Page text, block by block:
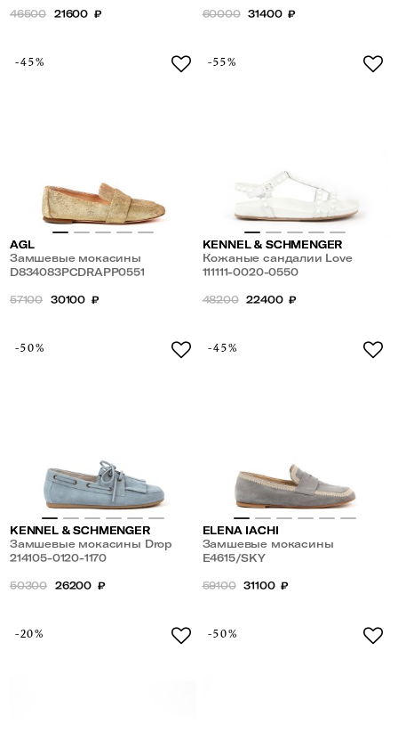
46500 21600 ₽ 60000 31400 ₽
-45%
AGL
Замшевые мокасины
D834083PCDRAPP0551
57100 30100 ₽
-55%
KENNEL & SCHMENGER
Кожаные сандалии Love
111111-0020-0550
48200 22400 ₽
-50%
KENNEL & SCHMENGER
Замшевые мокасины Drop
214105-0120-1170
50300 26200 ₽
-45%
ELENA IACHI
Замшевые мокасины
E4615/SKY
59100 31100 ₽
-20% -50%